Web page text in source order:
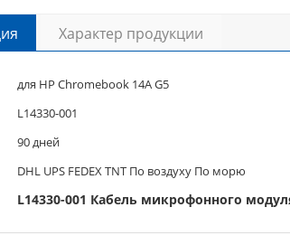
Характер продукции
для HP Chromebook 14A G5
L14330-001
90 дней
DHL UPS FEDEX TNT По воздуху По морю
L14330-001 Кабель микрофонного